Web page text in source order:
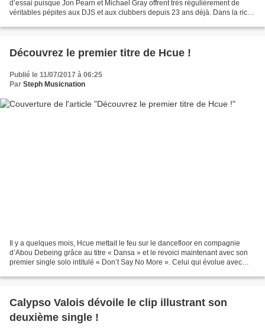
d’essai puisque Jon Pearn et Michael Gray offrent très régulièrement de
véritables pépites aux DJS et aux clubbers depuis 23 ans déjà. Dans la riche
Découvrez le premier titre de Hcue !
Publié le 11/07/2017 à 06:25
Par Steph Musicnation
Il y a quelques mois, Hcue mettait le feu sur le dancefloor en compagnie
d’Abou Debeing grâce au titre « Dansa » et le revoici maintenant avec son
premier single solo intitulé « Don’t Say No More ». Celui qui évolue avec
Calypso Valois dévoile le clip illustrant son
deuxième single !